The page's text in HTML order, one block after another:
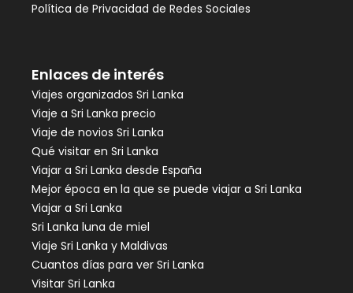
Política de Privacidad de Redes Sociales
Enlaces de interés
Viajes organizados Sri Lanka
Viaje a Sri Lanka precio
Viaje de novios Sri Lanka
Qué visitar en Sri Lanka
Viajar a Sri Lanka desde España
Mejor época en la que se puede viajar a Sri Lanka
Viajar a Sri Lanka
Sri Lanka luna de miel
Viaje Sri Lanka y Maldivas
Cuantos días para ver Sri Lanka
Visitar Sri Lanka